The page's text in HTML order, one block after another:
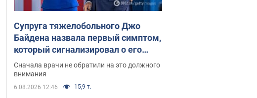
Супруга тяжелобольного Джо
Байдена назвала первый симптом,
который сигнализировал о его
"агрессивном" раке
Сначала врачи не обратили на это должного
внимания
6.08.2026 12:46 15,9 т.